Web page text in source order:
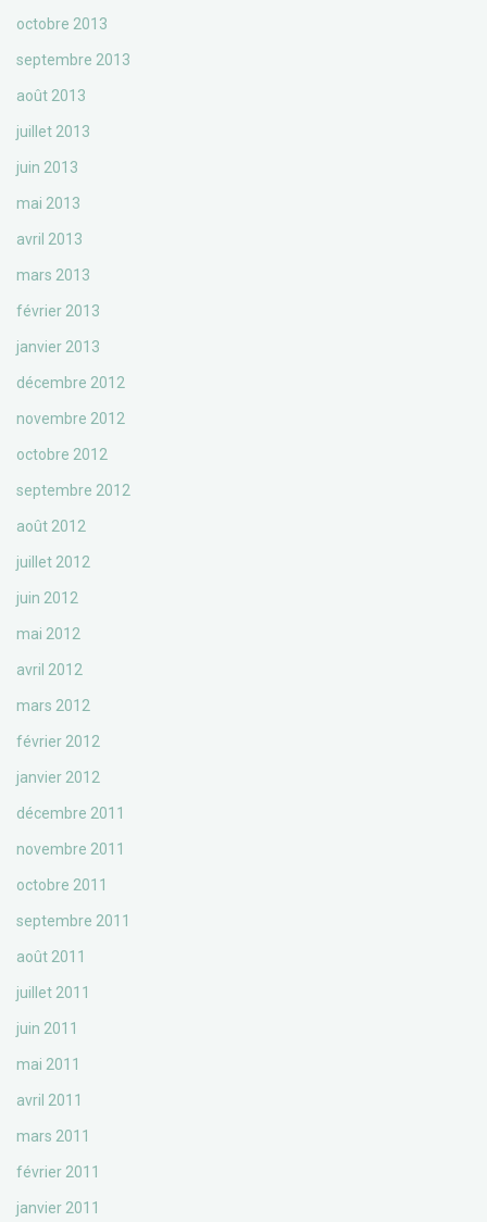
octobre 2013
septembre 2013
août 2013
juillet 2013
juin 2013
mai 2013
avril 2013
mars 2013
février 2013
janvier 2013
décembre 2012
novembre 2012
octobre 2012
septembre 2012
août 2012
juillet 2012
juin 2012
mai 2012
avril 2012
mars 2012
février 2012
janvier 2012
décembre 2011
novembre 2011
octobre 2011
septembre 2011
août 2011
juillet 2011
juin 2011
mai 2011
avril 2011
mars 2011
février 2011
janvier 2011